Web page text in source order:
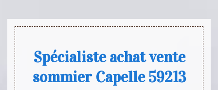
Spécialiste achat vente
sommier Capelle 59213